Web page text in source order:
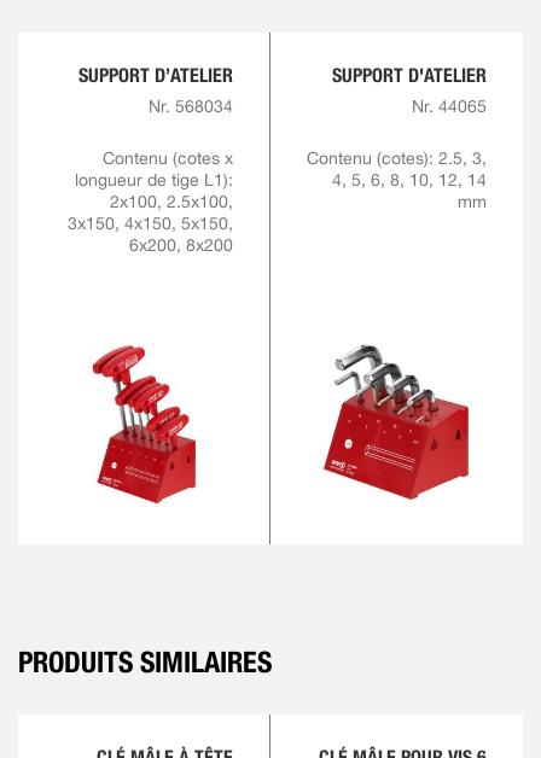
SUPPORT D’ATELIER
Nr. 568034
Contenu (cotes x
longueur de tige L1):
2x100, 2.5x100,
3x150, 4x150, 5x150,
6x200, 8x200
SUPPORT D'ATELIER
Nr. 44065
Contenu (cotes): 2.5, 3,
4, 5, 6, 8, 10, 12, 14
mm
PRODUITS SIMILAIRES